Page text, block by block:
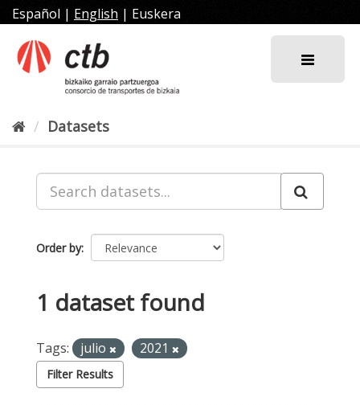
Skip
to
content
Español | English | Euskera
Datasets
Order by
1 dataset found
Tags: julio 2021
Filter Results